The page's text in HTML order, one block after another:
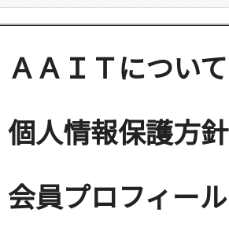
ＡＡＩＴについて
個人情報保護方針
会員プロフィール